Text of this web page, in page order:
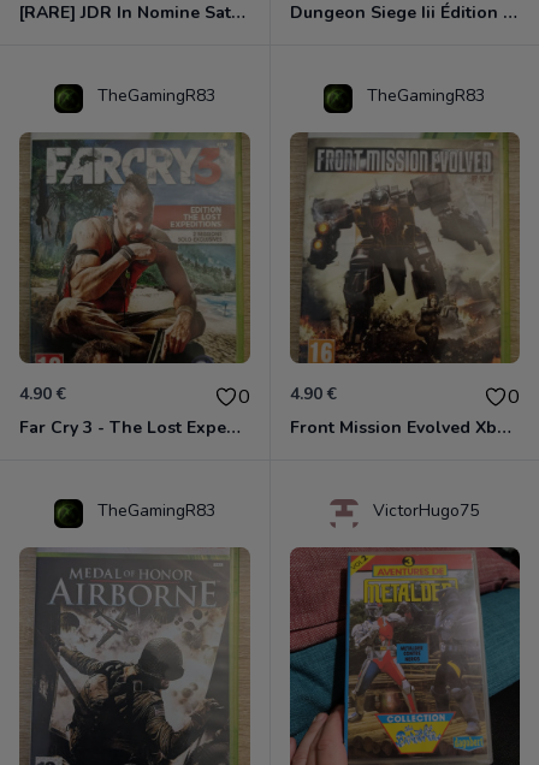
[RARE] JDR In Nomine Satanis / Magna Veritas – 1ère Édition BOÎTE (DOS BLANC, 1989) - CROC / Siroz Dungeon Siege Iii Édition Limitée - Vf Intégrale Xbox 360
TheGamingR83
4.90 € 0
Far Cry 3 - The Lost Expeditions - Edition Spéciale Xbox 360
TheGamingR83
4.90 € 0
Front Mission Evolved Xbox 360
TheGamingR83 VictorHugo75